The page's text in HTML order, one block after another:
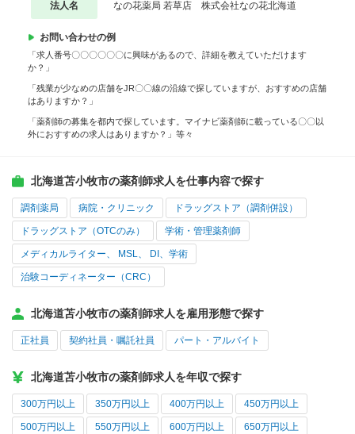
法人名 なの花薬局 若草店 株式会社なの花北海道
お問い合わせの例
「求人番号〇〇〇〇〇〇に興味があるので、詳細を教えていただけます
か？」
「残業が少なめの店舗をJR〇〇線の沿線で探していますが、おすすめの店舗
はありますか？」
「薬剤師の募集を都内で探しています。マイナビ薬剤師に載っている〇〇以
外におすすめの求人はありますか？」等々
北海道苫小牧市の薬剤師求人を仕事内容で探す
調剤薬局 病院・クリニック ドラッグストア（調剤併設）
ドラッグストア（OTCのみ） 学術・管理薬剤師
メディカルライター、 MSL、 DI、学術
治験コーディネーター（CRC）
北海道苫小牧市の薬剤師求人を雇用形態で探す
正社員 契約社員・嘱託社員 パート・アルバイト
北海道苫小牧市の薬剤師求人を年収で探す
300万円以上 350万円以上 400万円以上 450万円以上
500万円以上 550万円以上 600万円以上 650万円以上